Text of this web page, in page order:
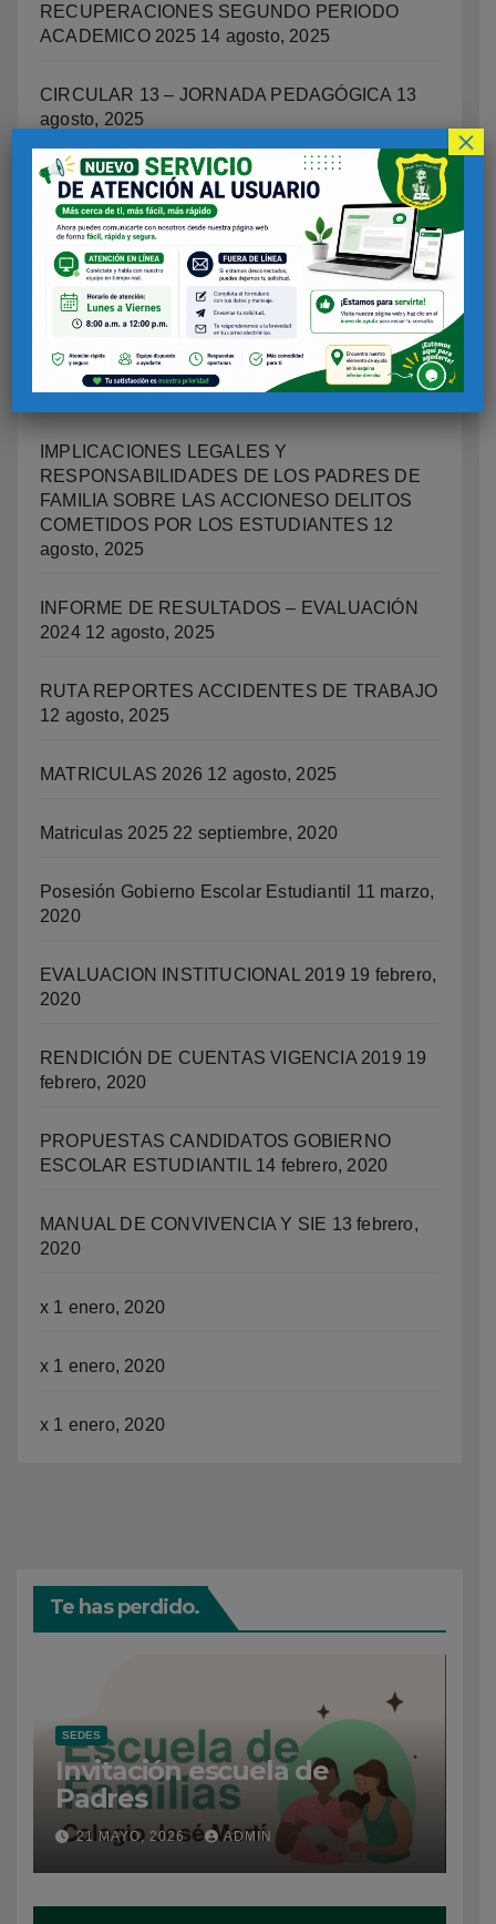
RECUPERACIONES SEGUNDO PERIODO
ACADEMICO 2025 14 agosto, 2025
CIRCULAR 13 – JORNADA PEDAGÓGICA 13
agosto, 2025
ORIENTACIÓN ESCOLAR 12 agosto, 2025
OFICINA DE CONVIVENCIA ESCOLAR 12
agosto, 2025
PROGRAMA INTEGRAL DE EDUCACIÓN
SOCIOEMOCIONAL, CIUDADANA Y
ESCUELAS COMO TERRTORIOS DE PAZ. 12
agosto, 2025
IMPLICACIONES LEGALES Y
RESPONSABILIDADES DE LOS PADRES DE
FAMILIA SOBRE LAS ACCIONESO DELITOS
COMETIDOS POR LOS ESTUDIANTES 12
agosto, 2025
INFORME DE RESULTADOS – EVALUACIÓN
2024 12 agosto, 2025
RUTA REPORTES ACCIDENTES DE TRABAJO
12 agosto, 2025
MATRICULAS 2026 12 agosto, 2025
Matriculas 2025 22 septiembre, 2020
Posesión Gobierno Escolar Estudiantil
11 marzo,
2020
EVALUACION INSTITUCIONAL 2019 19 febrero,
2020
RENDICIÓN DE CUENTAS VIGENCIA 2019 19
febrero, 2020
PROPUESTAS CANDIDATOS GOBIERNO
ESCOLAR ESTUDIANTIL 14 febrero, 2020
MANUAL DE CONVIVENCIA Y SIE 13 febrero,
2020
x 1 enero, 2020
x 1 enero, 2020
x 1 enero, 2020
Te has perdido.
SEDES
Invitación escuela de
Padres
21 MAYO, 2026 ADMIN
×